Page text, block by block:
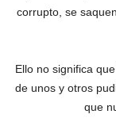
corrupto, se
Ello no significa
de unos y otros
que